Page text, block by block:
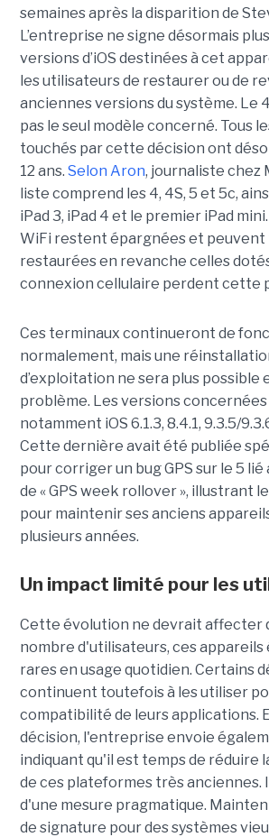
semaines après la disparition de
L’entreprise ne signe désormais
versions d’iOS destinées à cet
les utilisateurs de restaurer ou de
anciennes versions du système. Le
pas le seul modèle concerné. Tous
touchés par cette décision ont
12 ans. Selon Aron, journaliste chez
liste comprend les 4, 4S, 5 et 5c,
iPad 3, iPad 4 et le premier iPad
WiFi restent épargnées et
restaurées en revanche celles dotés
connexion cellulaire perdent cette
Ces terminaux continueront de
normalement, mais une
d’exploitation ne sera plus possible
problème. Les versions
notamment iOS 6.1.3, 8.4.1, 9.3.5/
Cette dernière avait été publiée
pour corriger un bug GPS sur le 5
de « GPS week rollover », illustrant
pour maintenir ses anciens
plusieurs années.
Un impact limité pour les
Cette évolution ne devrait affecter
nombre d'utilisateurs, ces
rares en usage quotidien. Certains
continuent toutefois à les utiliser
compatibilité de leurs applications.
décision, l'entreprise envoie
indiquant qu'il est temps de réduire
de ces plateformes très anciennes.
d'une mesure pragmatique.
de signature pour des systèmes